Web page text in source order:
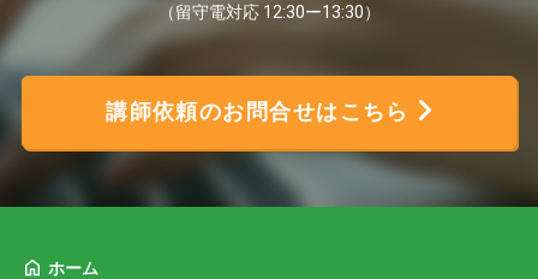
（留守電対応 12:30ー13:30）
講師依頼のお問合せはこちら
ホーム